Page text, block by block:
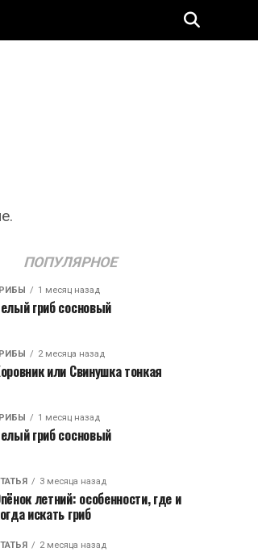
ПОПУЛЯРНОЕ
1 месяц назад
гриб сосновый
2 месяца назад
или Свинушка тонкая
1 месяц назад
гриб сосновый
3 месяца назад
летний: особенности, где и
искать гриб
2 месяца назад